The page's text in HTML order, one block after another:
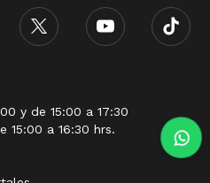
y de 15:00 a 17:30
15:00 a 16:30 hrs.